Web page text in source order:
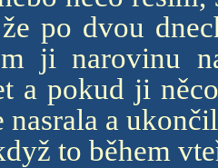
po dvou
ji narovinu
a pokud ji
nasrala a
to během